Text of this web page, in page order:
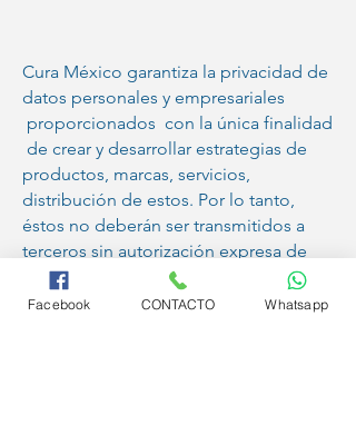
Cura México garantiza la privacidad de
datos personales y empresariales
proporcionados con la única finalidad
de crear y desarrollar estrategias de
productos, marcas, servicios,
distribución de estos. Por lo tanto,
éstos no deberán ser transmitidos a
terceros sin autorización expresa de
los titulares de los mismos.
Facebook CONTACTO Whatsapp